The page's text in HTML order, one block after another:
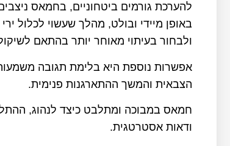
להערכת גורמים ביטחוניים, בחמאס
באופן מיידי ובולט, מהלך שעשוי לכלול
ולבחור בעיתוי מאוחר יותר בהתאם
אפשרות נוספת היא בלימת תגובה
הצבאית והמשך ההתארגנות פנימית.
חמאס במבוכה ומתלבט כיצד לנהוג,
ודאות אסטרטגית.